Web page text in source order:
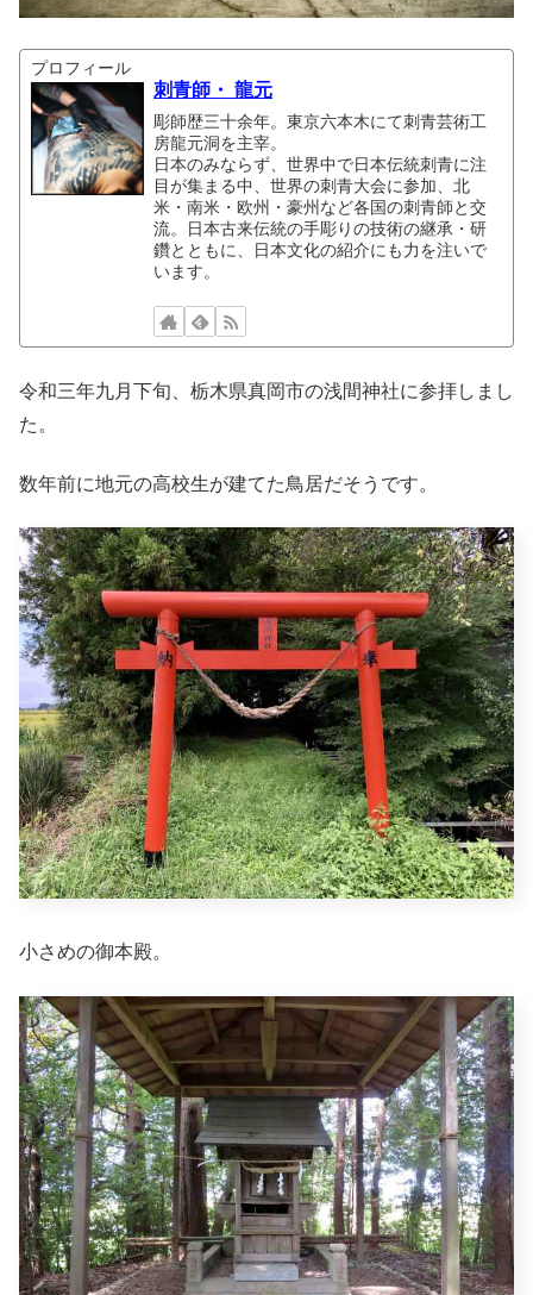
プロフィール
刺青師・ 龍元
彫師歴三十余年。東京六本木にて刺青芸術工
房龍元洞を主宰。
日本のみならず、世界中で日本伝統刺青に注
目が集まる中、世界の刺青大会に参加、北
米・南米・欧州・豪州など各国の刺青師と交
流。日本古来伝統の手彫りの技術の継承・研
鑽とともに、日本文化の紹介にも力を注いで
います。
令和三年九月下旬、栃木県真岡市の浅間神社に参拝しまし
た。
数年前に地元の高校生が建てた鳥居だそうです。
小さめの御本殿。